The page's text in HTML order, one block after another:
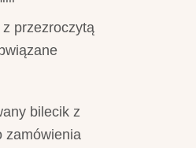
przezroczytą
bilecik z
zamówienia